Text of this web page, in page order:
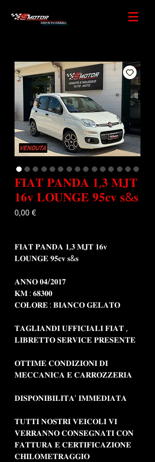
DRIVE TO DREAM
𝐅𝐈𝐀𝐓 𝐏𝐀𝐍𝐃𝐀 𝟏,𝟑 𝐌𝐉𝐓
𝟏𝟔𝐯 𝐋𝐎𝐔𝐍𝐆𝐄 𝟗𝟓𝐜𝐯 𝐬&𝐬
0,00 €Prezzo
𝐅𝐈𝐀𝐓 𝐏𝐀𝐍𝐃𝐀 𝟏,𝟑 𝐌𝐉𝐓 𝟏𝟔𝐯
𝐋𝐎𝐔𝐍𝐆𝐄 𝟗𝟓𝐜𝐯 𝐬&𝐬
𝐀𝐍𝐍𝐎 𝟎𝟒/𝟐𝟎𝟏𝟕
𝐊𝐌 : 𝟔𝟖𝟑𝟎𝟎
𝐂𝐎𝐋𝐎𝐑𝐄 : 𝐁𝐈𝐀𝐍𝐂𝐎 𝐆𝐄𝐋𝐀𝐓𝐎
𝐓𝐀𝐆𝐋𝐈𝐀𝐍𝐃𝐈 𝐔𝐅𝐅𝐈𝐂𝐈𝐀𝐋𝐈 𝐅𝐈𝐀𝐓 ,
𝐋𝐈𝐁𝐑𝐄𝐓𝐓𝐎 𝐒𝐄𝐑𝐕𝐈𝐂𝐄 𝐏𝐑𝐄𝐒𝐄𝐍𝐓𝐄
𝐎𝐓𝐓𝐈𝐌𝐄 𝐂𝐎𝐍𝐃𝐈𝐙𝐈𝐎𝐍𝐈 𝐃𝐈
𝐌𝐄𝐂𝐂𝐀𝐍𝐈𝐂𝐀 𝐄 𝐂𝐀𝐑𝐑𝐎𝐙𝐙𝐄𝐑𝐈𝐀
𝐃𝐈𝐒𝐏𝐎𝐍𝐈𝐁𝐈𝐋𝐈𝐓𝐀' 𝐈𝐌𝐌𝐄𝐃𝐈𝐀𝐓𝐀
𝐓𝐔𝐓𝐓𝐈 𝐍𝐎𝐒𝐓𝐑𝐈 𝐕𝐄𝐈𝐂𝐎𝐋𝐈 𝐕𝐈
𝐕𝐄𝐑𝐑𝐀𝐍𝐍𝐎 𝐂𝐎𝐍𝐒𝐄𝐆𝐍𝐀𝐓𝐈 𝐂𝐎𝐍
𝐅𝐀𝐓𝐓𝐔𝐑𝐀 𝐄 𝐂𝐄𝐑𝐓𝐈𝐅𝐈𝐂𝐀𝐙𝐈𝐎𝐍𝐄
𝐂𝐇𝐈𝐋𝐎𝐌𝐄𝐓𝐑𝐀𝐆𝐆𝐈𝐎